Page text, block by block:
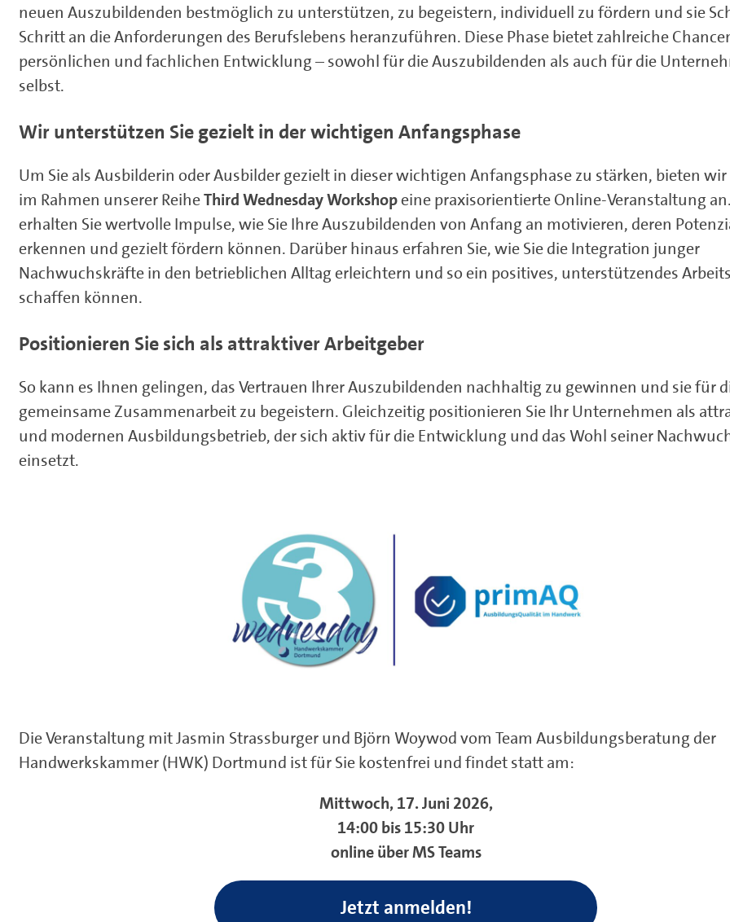
neuen Auszubildenden bestmöglich zu unterstützen, zu begeistern, individuell zu fördern und sie
Schritt an die Anforderungen des Berufslebens heranzuführen. Diese Phase bietet zahlreiche
persönlichen und fachlichen Entwicklung – sowohl für die Auszubildenden als auch für die
selbst.
Wir unterstützen Sie gezielt in der wichtigen Anfangsphase
Um Sie als Ausbilderin oder Ausbilder gezielt in dieser wichtigen Anfangsphase zu stärken, bieten
im Rahmen unserer ReiheThird Wednesday Workshopeine praxisorientierte Online-Veranstaltung
erhalten Sie wertvolle Impulse, wie Sie Ihre Auszubildenden von Anfang an motivieren, deren
erkennen und gezielt fördern können. Darüber hinaus erfahren Sie, wie Sie die Integration junger
Nachwuchskräfte in den betrieblichen Alltag erleichtern und so ein positives, unterstützendes
schaffen können.
Positionieren Sie sich als attraktiver Arbeitgeber
So kann es Ihnen gelingen, das Vertrauen Ihrer Auszubildenden nachhaltig zu gewinnen und sie für
gemeinsame Zusammenarbeit zu begeistern. Gleichzeitig positionieren Sie Ihr Unternehmen als
und modernen Ausbildungsbetrieb, der sich aktiv für die Entwicklung und das Wohl seiner
einsetzt.
Die Veranstaltung mit Jasmin Strassburger und Björn Woywod vom Team Ausbildungsberatung der
Handwerkskammer (HWK) Dortmund ist für Sie kostenfrei und findet statt am:
Mittwoch, 17. Juni 2026,
14:00 bis 15:30 Uhr
online über MS Teams
Jetzt anmelden!